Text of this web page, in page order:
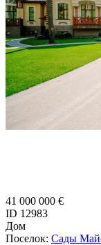
41 000 000 €
ID 12983
Дом
Поселок: Сады